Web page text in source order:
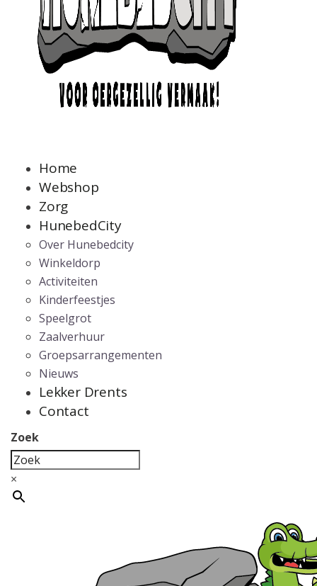
Home
Webshop
Zorg
HunebedCity
Over Hunebedcity
Winkeldorp
Activiteiten
Kinderfeestjes
Speelgrot
Zaalverhuur
Groepsarrangementen
Nieuws
Lekker Drents
Contact
Zoek
×